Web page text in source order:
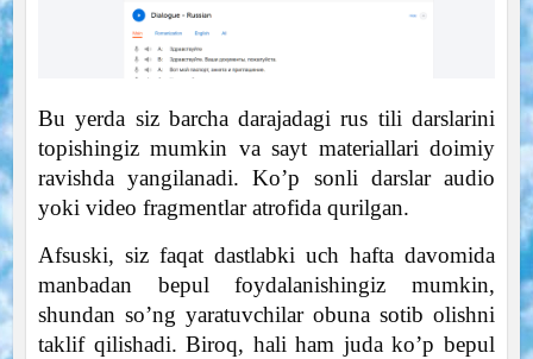
Bu yerda siz barcha darajadagi rus tili darslarini
topishingiz mumkin va sayt materiallari doimiy
ravishda yangilanadi. Ko’p sonli darslar audio
yoki video fragmentlar atrofida qurilgan.
Afsuski, siz faqat dastlabki uch hafta davomida
manbadan bepul foydalanishingiz mumkin,
shundan so’ng yaratuvchilar obuna sotib olishni
taklif qilishadi. Biroq, hali ham juda ko’p bepul